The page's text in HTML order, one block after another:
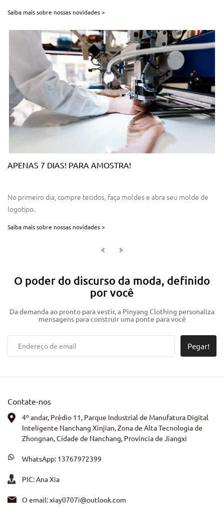
Saiba mais sobre nossas novidades >
APENAS 7 DIAS! PARA AMOSTRA!
No primeiro dia, compre tecidos, faça moldes e abra seu molde de
logotipo.
Saiba mais sobre nossas novidades >
< >
O poder do discurso da moda, definido
por você
Da demanda ao pronto para vestir, a Pinyang Clothing personaliza
mensagens para construir uma ponte para você
Pegar!
Contate-nos
4º andar, Prédio 11, Parque Industrial de Manufatura Digital
Inteligente Nanchang Xinjian, Zona de Alta Tecnologia de
Zhongnan, Cidade de Nanchang, Província de Jiangxi
WhatsApp: 13767972399
PIC: Ana Xia
O email:xiay0707i@outlook.com